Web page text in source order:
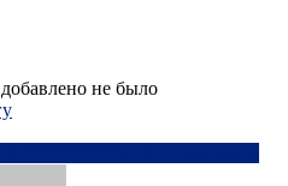
не было